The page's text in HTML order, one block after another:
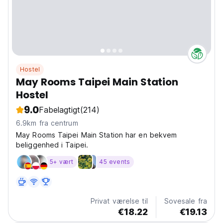
Hostel
May Rooms Taipei Main Station
Hostel
9.0Fabelagtigt(214)
6.9km fra centrum
May Rooms Taipei Main Station har en bekvem
beliggenhed i Taipei.
5+ vært 45 events
Privat værelse til
€18.22
Sovesale fra
€19.13